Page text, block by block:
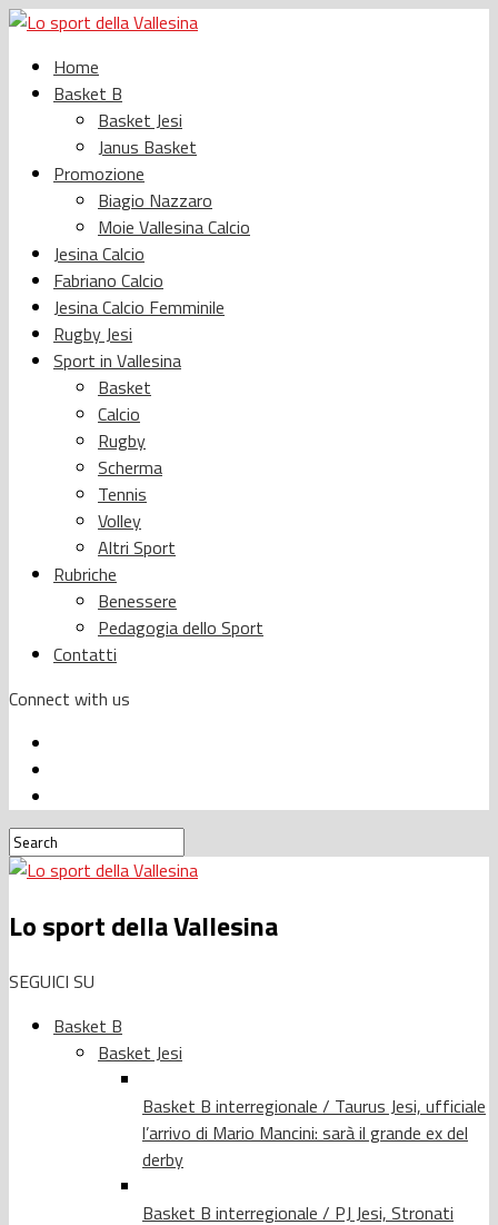
Home
Basket B
Basket Jesi
Janus Basket
Promozione
Biagio Nazzaro
Moie Vallesina Calcio
Jesina Calcio
Fabriano Calcio
Jesina Calcio Femminile
Rugby Jesi
Sport in Vallesina
Basket
Calcio
Rugby
Scherma
Tennis
Volley
Altri Sport
Rubriche
Benessere
Pedagogia dello Sport
Contatti
Connect with us
Lo sport della Vallesina
SEGUICI SU
Basket B
Basket Jesi
Basket B interregionale / Taurus Jesi, ufficiale
l’arrivo di Mario Mancini: sarà il grande ex del
derby
Basket B interregionale / PJ Jesi, Stronati